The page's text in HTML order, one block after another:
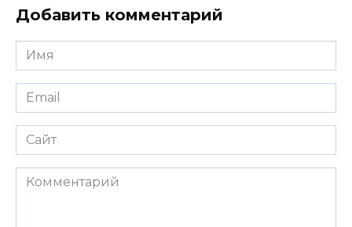
Добавить комментарий
Имя
*
Email
*
Сайт
Комментарий